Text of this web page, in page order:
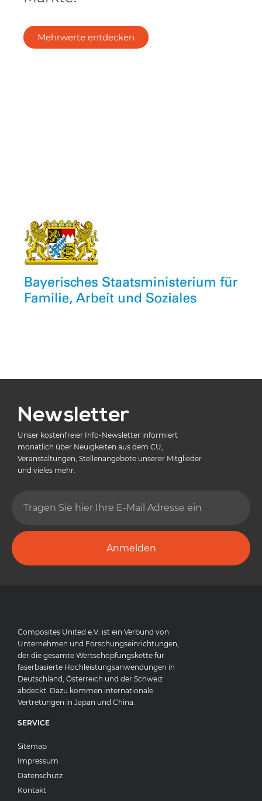
Mehrwerte entdecken
Newsletter
Unser kostenfreier Info-Newsletter informiert
monatlich über Neuigkeiten aus dem CU,
Veranstaltungen, Stellenangebote unserer Mitglieder
und vieles mehr.
Anmelden
Composites United e.V. ist ein Verbund von
Unternehmen und Forschungseinrichtungen,
der die gesamte Wertschöpfungskette für
faserbasierte Hochleistungsanwendungen in
Deutschland, Österreich und der Schweiz
abdeckt. Dazu kommen internationale
Vertretungen in Japan und China.
SERVICE
Sitemap
Impressum
Datenschutz
Kontakt